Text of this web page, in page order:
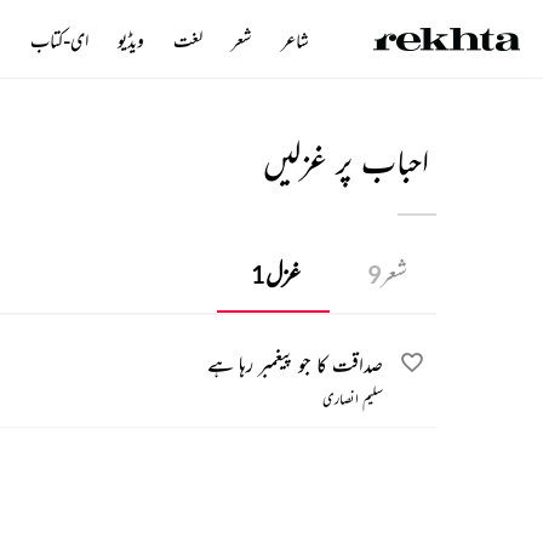
احباب پر غزلیں
شعر9 غزل1
صداقت کا جو پیغمبر رہا ہے
سلیم انصاری
شاعر شعر لغت ویڈیو ای-کتاب